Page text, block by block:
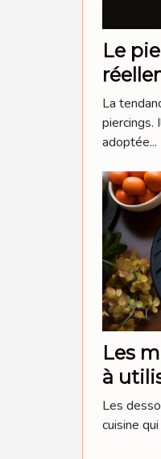
Le
La
piercings.
adoptée...
Les
à
Les
cuisine